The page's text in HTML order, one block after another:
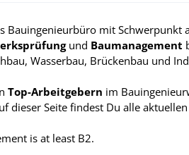
Bauingenieurbüro mit Schwerpunkt
und Baumanagement
Wasserbau, Brückenbau und
Top-Arbeitgebern im
dieser Seite findest Du alle
is at least B2.